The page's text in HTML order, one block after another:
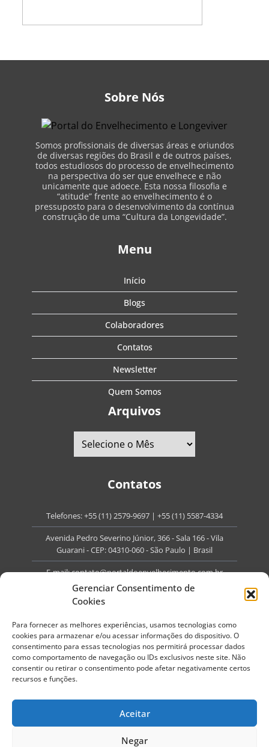
Gerenciar Consentimento de
Cookies
Para fornecer as melhores experiências, usamos tecnologias como
cookies para armazenar e/ou acessar informações do dispositivo. O
consentimento para essas tecnologias nos permitirá processar dados
como comportamento de navegação ou IDs exclusivos neste site. Não
consentir ou retirar o consentimento pode afetar negativamente certos
recursos e funções.
Aceitar
Negar
Sobre Nós
Somos profissionais de diversas áreas e oriundos
de diversas regiões do Brasil e de outros países,
todos estudiosos do processo de envelhecimento
na perspectiva do ser que envelhece e não
unicamente que adoece. Esta nossa filosofia e
“atitude” frente ao envelhecimento é o
pressuposto para o desenvolvimento da contínua
construção de uma “Cultura da Longevidade”.
Menu
Início
Blogs
Colaboradores
Contatos
Newsletter
Quem Somos
Arquivos
Contatos
Telefones:+55 (11) 2579-9697 | +55 (11) 5587-4334
Avenida Pedro Severino Júnior, 366 - Sala 166 - Vila
Guarani - CEP: 04310-060 - São Paulo | Brasil
E-mail:contato@portaldoenvelhecimento.com.br
Website:portaldoenvelhecimento.com.br
Todos os direitos reservados.